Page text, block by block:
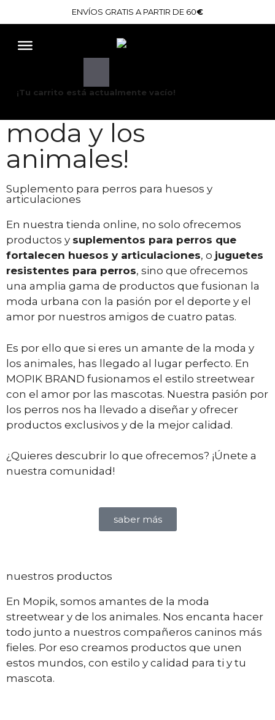
ENVÍOS GRATIS A PARTIR DE 60€
¡Tu carrito está actualmente vacío!
¡Bienvenidos a
MOPIK BRAND,
amantes de la
moda y los
animales!
Suplemento para perros para huesos y
articulaciones
En nuestra tienda online, no solo ofrecemos
productos y suplementos para perros que
fortalecen huesos y articulaciones, o juguetes
resistentes para perros, sino que ofrecemos
una amplia gama de productos que fusionan la
moda urbana con la pasión por el deporte y el
amor por nuestros amigos de cuatro patas.
Es por ello que si eres un amante de la moda y
los animales, has llegado al lugar perfecto. En
MOPIK BRAND fusionamos el estilo streetwear
con el amor por las mascotas. Nuestra pasión por
los perros nos ha llevado a diseñar y ofrecer
productos exclusivos y de la mejor calidad.
¿Quieres descubrir lo que ofrecemos? ¡Únete a
nuestra comunidad!
saber más
nuestros productos
En Mopik, somos amantes de la moda
streetwear y de los animales. Nos encanta hacer
todo junto a nuestros compañeros caninos más
fieles. Por eso creamos productos que unen
estos mundos, con estilo y calidad para ti y tu
mascota.